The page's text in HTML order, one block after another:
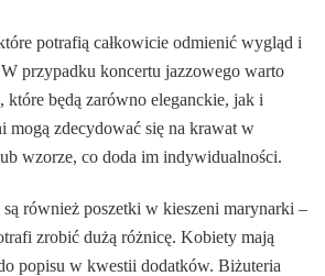
potrafią całkowicie odmienić wygląd i
przypadku koncertu jazzowego warto
które będą zarówno eleganckie, jak i
mogą zdecydować się na krawat w
wzorze, co doda im indywidualności.
również poszetki w kieszeni marynarki –
zrobić dużą różnicę. Kobiety mają
popisu w kwestii dodatków. Biżuteria